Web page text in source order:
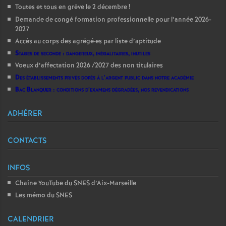
Toutes et tous en grève le 2 décembre!
Demande de congé formation professionnelle pour l’année 2026-
2027
Accès au corps des agrégé·es par liste d’aptitude
Stages de seconde : dangereux, inégalitaires, inutiles
Voeux d’affectation 2026 /2027 des non titulaires
Des établissements privés dopés à l’argent public dans notre académie
Bac Blanquer : conditions d’examens dégradées, nos revendications
ADHÉRER
CONTACTS
INFOS
Chaîne YouTube du SNES d’Aix-Marseille
Les mémo du SNES
CALENDRIER